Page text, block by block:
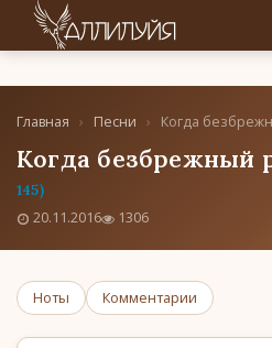
Главная › Песни › Когда
Когда безбрежный
145)
20.11.2016 1306
Ноты Комментарии